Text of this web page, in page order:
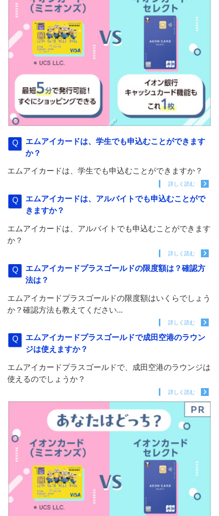
エムアイカードは、学生でも申込むことができます
か？
エムアイカードは、学生でも申込むことができますか？
詳しく読む
エムアイカードは、アルバイトでも申込むことがで
きますか？
エムアイカードは、アルバイトでも申込むことができます
か？
詳しく読む
エムアイカードプラスゴールドの限度額は？確認方
法は？
エムアイカードプラスゴールドの限度額はいくらでしょう
か？確認方法も教えてください...
詳しく読む
エムアイカードプラスゴールドで成田空港のラウン
ジは使えますか？
エムアイカードプラスゴールドで、成田空港のラウンジは
使えるのでしょうか？
詳しく読む